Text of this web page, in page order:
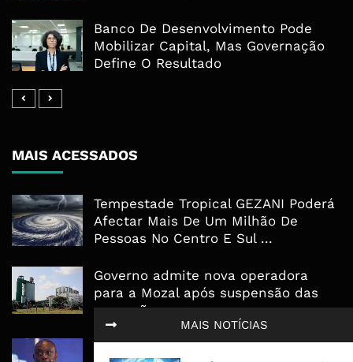
MAIS NOTÍCIAS
Banco De Desenvolvimento Pode
Mobilizar Capital, Mas Governação
Define O Resultado
MAIS ACESSADOS
Tempestade Tropical GEZANI Poderá
Afectar Mais De Um Milhão De
Pessoas No Centro E Sul ...
Governo admite nova operadora
para a Mozal após suspensão das
operações
CEO do Standard Bank pede ao